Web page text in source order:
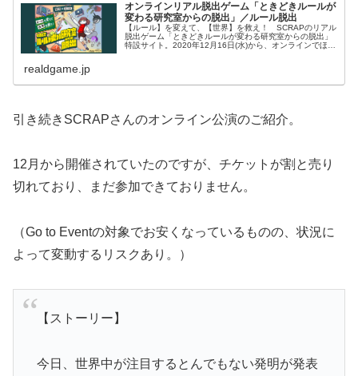
オンラインリアル脱出ゲーム「ときどきルールが
変わる研究室からの脱出」／ルール脱出
【ルール】を変えて、【世界】を救え！ SCRAPのリアル
脱出ゲーム「ときどきルールが変わる研究室からの脱出」
特設サイト。2020年12月16日(水)から、オンラインでほぼ
realdgame.jp
引き続きSCRAPさんのオンライン公演のご紹介。
12月から開催されていたのですが、チケットが割と売り
切れており、まだ参加できておりません。
（Go to Eventの対象でお安くなっているものの、状況に
よって変動するリスクあり。）
【ストーリー】
今日、世界中が注目するとんでもない発明が発表